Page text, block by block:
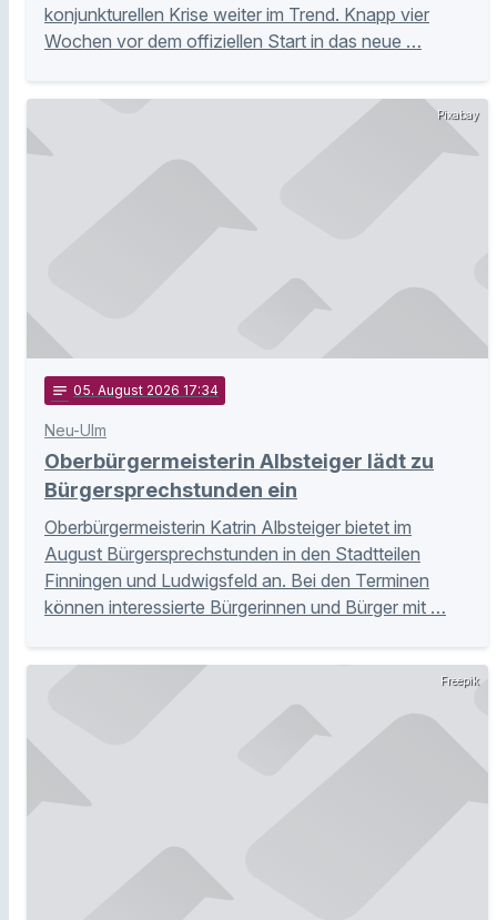
konjunkturellen Krise weiter im Trend. Knapp vier
Wochen vor dem offiziellen Start in das neue …
Pixabay
notes 05. August 2026 17:34
Neu-Ulm
Oberbürgermeisterin Albsteiger lädt zu
Bürgersprechstunden ein
Oberbürgermeisterin Katrin Albsteiger bietet im
August Bürgersprechstunden in den Stadtteilen
Finningen und Ludwigsfeld an. Bei den Terminen
können interessierte Bürgerinnen und Bürger mit …
Freepik